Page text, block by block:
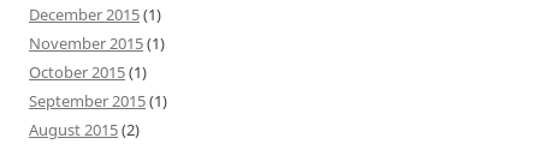
December 2015(1)
November 2015(1)
October 2015(1)
September 2015(1)
August 2015(2)